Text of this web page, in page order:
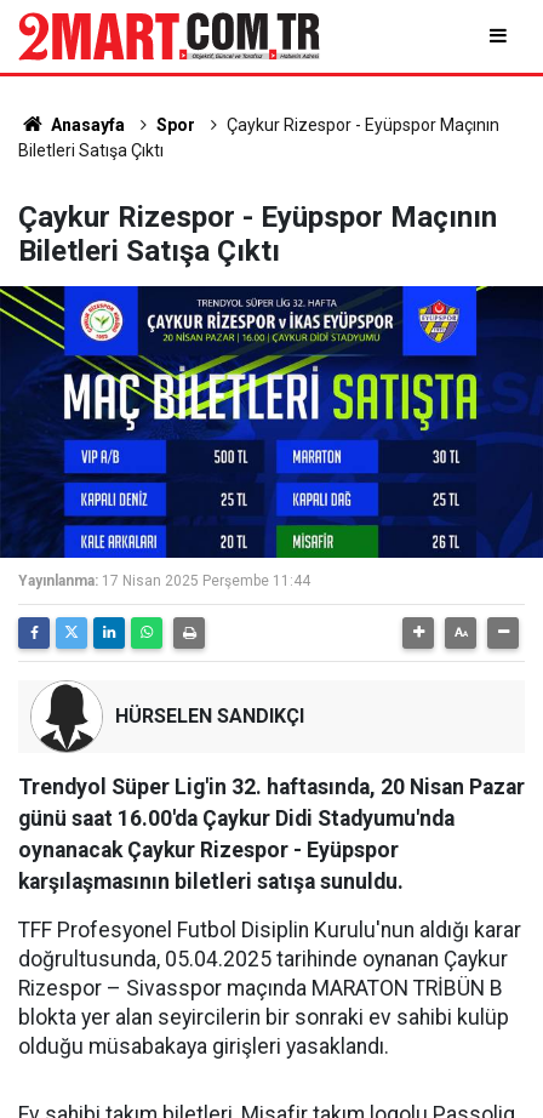
Anasayfa Spor
Çaykur Rizespor - Eyüpspor Maçının
Biletleri Satışa Çıktı
Çaykur Rizespor - Eyüpspor Maçının
Biletleri Satışa Çıktı
Yayınlanma: 17 Nisan 2025 Perşembe 11:44
HÜRSELEN SANDIKÇI
Trendyol Süper Lig'in 32. haftasında, 20 Nisan Pazar
günü saat 16.00'da Çaykur Didi Stadyumu'nda
oynanacak Çaykur Rizespor - Eyüpspor
karşılaşmasının biletleri satışa sunuldu.
TFF Profesyonel Futbol Disiplin Kurulu'nun aldığı karar
doğrultusunda, 05.04.2025 tarihinde oynanan Çaykur
Rizespor – Sivasspor maçında MARATON TRİBÜN B
blokta yer alan seyircilerin bir sonraki ev sahibi kulüp
olduğu müsabakaya girişleri yasaklandı.